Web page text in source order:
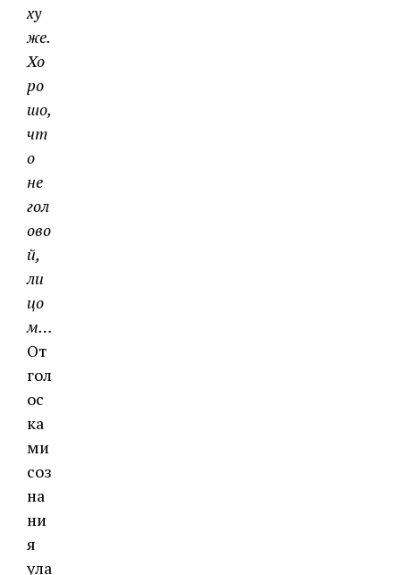
ху
же.
Хо
ро
шо,
чт
о
не
гол
ово
й,
ли
цо
м…
От
гол
ос
ка
ми
соз
на
ни
я
ула